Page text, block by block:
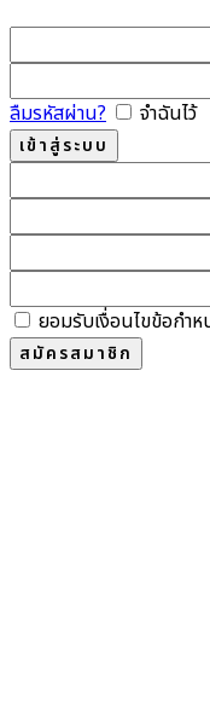
ลืมรหัสผ่าน?
จำฉันไว้
ยอมรับเงื่อนไขข้อก